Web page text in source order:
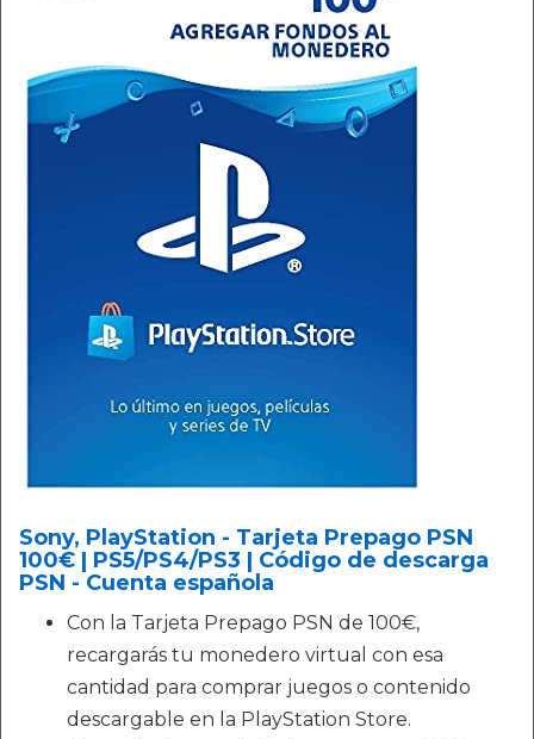
Sony, PlayStation - Tarjeta Prepago PSN
100€ | PS5/PS4/PS3 | Código de descarga
PSN - Cuenta española
Con la Tarjeta Prepago PSN de 100€,
recargarás tu monedero virtual con esa
cantidad para comprar juegos o contenido
descargable en la PlayStation Store.